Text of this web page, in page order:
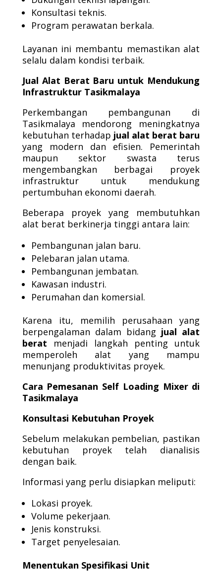
Konsultasi teknis.
Program perawatan berkala.
Layanan ini membantu memastikan alat
selalu dalam kondisi terbaik.
Jual Alat Berat Baru untuk Mendukung
Infrastruktur Tasikmalaya
Perkembangan pembangunan di
Tasikmalaya mendorong meningkatnya
kebutuhan terhadap jual alat berat baru
yang modern dan efisien. Pemerintah
maupun sektor swasta terus
mengembangkan berbagai proyek
infrastruktur untuk mendukung
pertumbuhan ekonomi daerah.
Beberapa proyek yang membutuhkan
alat berat berkinerja tinggi antara lain:
Pembangunan jalan baru.
Pelebaran jalan utama.
Pembangunan jembatan.
Kawasan industri.
Perumahan dan komersial.
Karena itu, memilih perusahaan yang
berpengalaman dalam bidang jual alat
berat menjadi langkah penting untuk
memperoleh alat yang mampu
menunjang produktivitas proyek.
Cara Pemesanan Self Loading Mixer di
Tasikmalaya
Konsultasi Kebutuhan Proyek
Sebelum melakukan pembelian, pastikan
kebutuhan proyek telah dianalisis
dengan baik.
Informasi yang perlu disiapkan meliputi:
Lokasi proyek.
Volume pekerjaan.
Jenis konstruksi.
Target penyelesaian.
Menentukan Spesifikasi Unit